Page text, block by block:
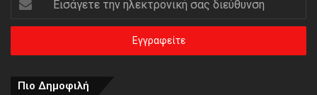
την
ηλεκτρονική
διεύθυνση
Πιο Δημοφιλή